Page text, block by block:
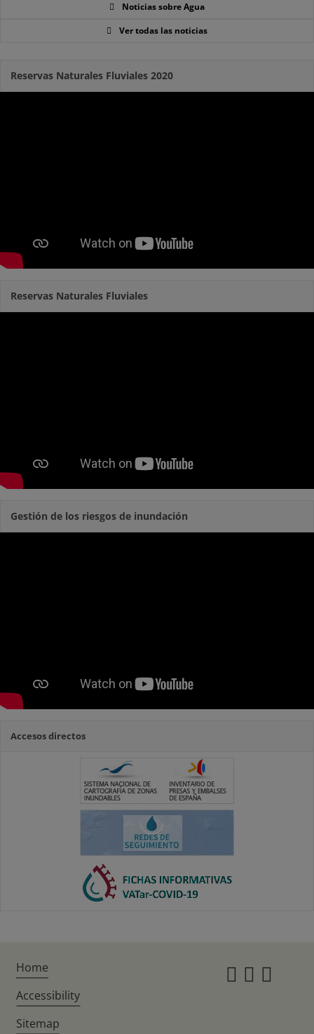
Noticias sobre Agua
Ver todas las noticias
Reservas Naturales Fluviales 2020
Reservas Naturales Fluviales
Gestión de los riesgos de inundación
Accesos directos
Home
Accessibility
Sitemap